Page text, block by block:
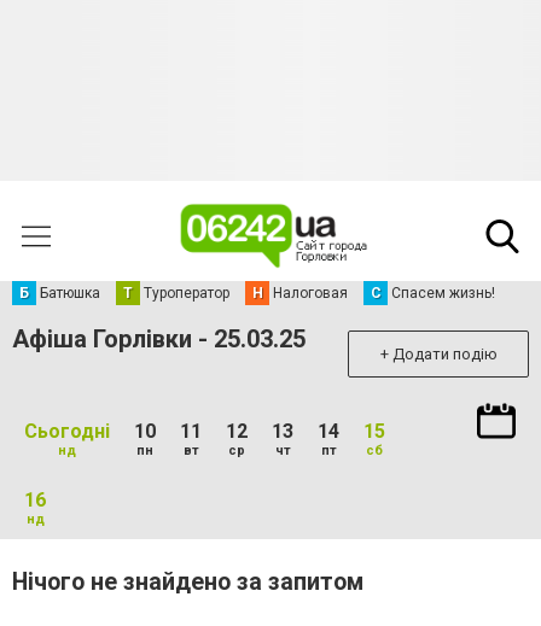
Б Батюшка Т Туроператор Н Налоговая С Спасем жизнь!
Афіша Горлівки - 25.03.25 + Додати подію
Сьогодні
нд
10
пн
11
вт
12
ср
13
чт
14
пт
15
сб
16
нд
Нічого не знайдено за запитом